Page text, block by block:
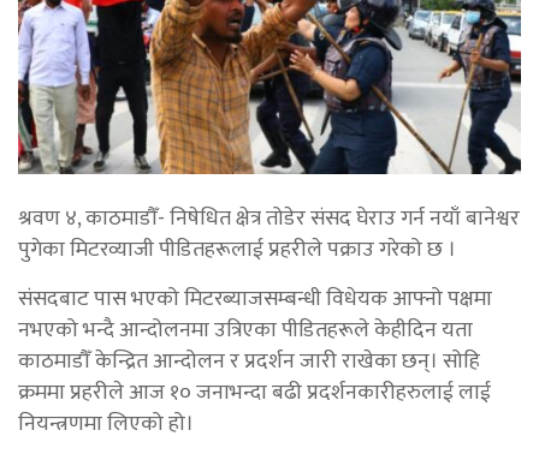
श्रवण ४, काठमाडौँ- निषेधित क्षेत्र तोडेर संसद घेराउ गर्न नयाँ बानेश्वर
पुगेका मिटरव्याजी पीडितहरूलाई प्रहरीले पक्राउ गरेको छ ।
संसदबाट पास भएको मिटरब्याजसम्बन्धी विधेयक आफ्नो पक्षमा
नभएको भन्दै आन्दोलनमा उत्रिएका पीडितहरूले केहीदिन यता
काठमाडौँ केन्द्रित आन्दोलन र प्रदर्शन जारी राखेका छन्। सोहि
क्रममा प्रहरीले आज १० जनाभन्दा बढी प्रदर्शनकारीहरुलाई लाई
नियन्त्रणमा लिएको हो।